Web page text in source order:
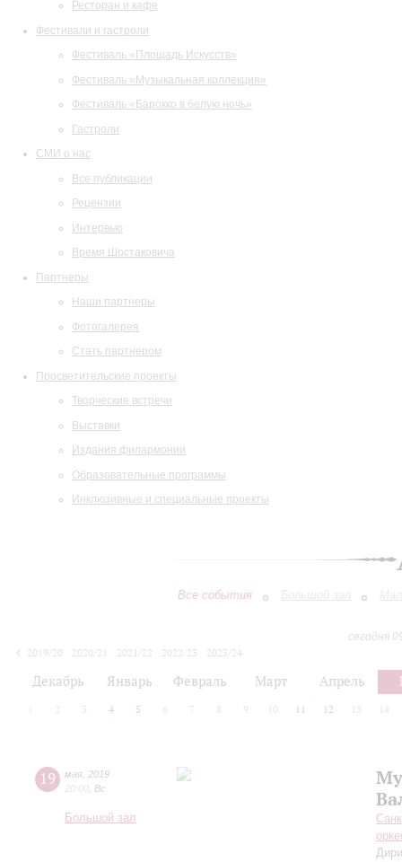
Ресторан и кафе
Фестивали и гастроли
Фестиваль «Площадь Искусств»
Фестиваль «Музыкальная коллекция»
Фестиваль «Барокко в белую ночь»
Гастроли
СМИ о нас
Все публикации
Рецензии
Интервью
Время Шостаковича
Партнеры
Наши партнеры
Фотогалерея
Стать партнером
Просветительские проекты
Творческие встречи
Выставки
Издания филармонии
Образовательные программы
Инклюзивные и специальные проекты
Все события Большой зал
сегодня
2019/20
2020/21 2021/22 2022/23
2023/24
Декабрь Январь Февраль Март Апрель
2 3 4 5 6 7 8 9 10 11 12 13 14
19 мая 2019
20:00 Вс
Большой зал